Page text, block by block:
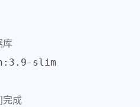
库
slim
完成